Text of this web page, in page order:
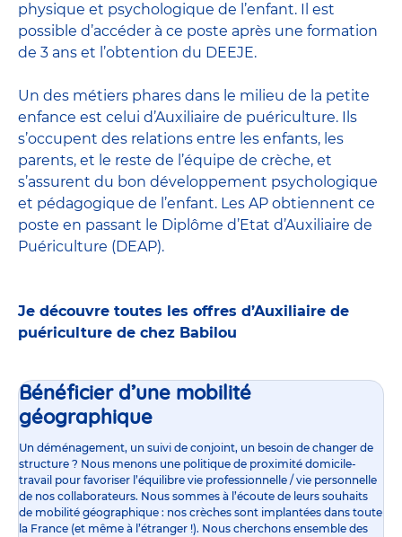
physique et psychologique de l’enfant. Il est
possible d’accéder à ce poste après une formation
de 3 ans et l’obtention du DEEJE.
Un des métiers phares dans le milieu de la petite
enfance est celui d’Auxiliaire de puériculture. Ils
s’occupent des relations entre les enfants, les
parents, et le reste de l’équipe de crèche, et
s’assurent du bon développement psychologique
et pédagogique de l’enfant. Les AP obtiennent ce
poste en passant le Diplôme d’Etat d’Auxiliaire de
Puériculture (DEAP).
Je découvre toutes les offres d’Auxiliaire de
puériculture de chez Babilou
Bénéficier d’une mobilité
géographique
Un déménagement, un suivi de conjoint, un besoin de changer de
structure ? Nous menons une politique de proximité domicile-
travail pour favoriser l’équilibre vie professionnelle / vie personnelle
de nos collaborateurs. Nous sommes à l’écoute de leurs souhaits
de mobilité géographique : nos crèches sont implantées dans toute
la France (et même à l’étranger !). Nous cherchons ensemble des